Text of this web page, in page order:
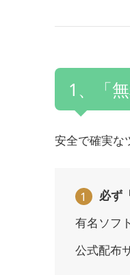
1、「
安全で確実な
1
必ず
有名ソフ
公式配布